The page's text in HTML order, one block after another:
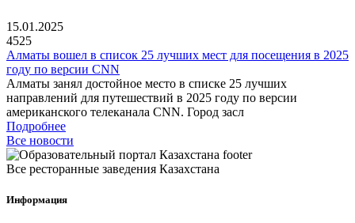
15.01.2025
4525
Алматы вошел в список 25 лучших мест для посещения в 2025
году по версии CNN
Алматы занял достойное место в списке 25 лучших
направлений для путешествий в 2025 году по версии
американского телеканала CNN. Город засл
Подробнее
Все новости
Все ресторанные заведения Казахстана
Информация